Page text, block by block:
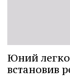
Юний
встановив